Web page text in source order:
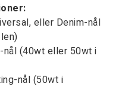
eller Denim-nål
(40wt eller 50wt i
nål (50wt i